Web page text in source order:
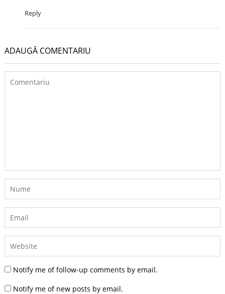
Reply
ADAUGĂ COMENTARIU
Notify me of follow-up comments by email.
Notify me of new posts by email.